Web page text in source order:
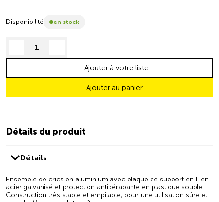
Disponibilité en stock
decrease quantity
Ajouter au panier
Ajouter à votre liste
Détails du produit
Détails
Ensemble de crics en aluminium avec plaque de support en L en
acier galvanisé et protection antidérapante en plastique souple.
Construction très stable et empilable, pour une utilisation sûre et